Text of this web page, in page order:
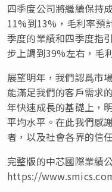
四季度公司將繼續保持
11%到13%，毛利率預
季度的業績和四季度指
步上調到39%左右，毛
展望明年，我們認爲市
能滿足我們的客戶需求
年快速成長的基礎上，
平均水平。在此我們感
者，以及社會各界的信
完整版的中芯國際業績
https://